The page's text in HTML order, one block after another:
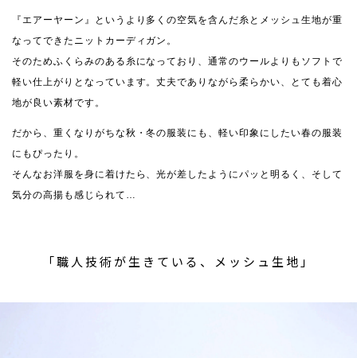
『エアーヤーン』というより多くの空気を含んだ糸とメッシュ生地が重
なってできたニットカーディガン。
そのためふくらみのある糸になっており、通常のウールよりもソフトで
軽い仕上がりとなっています。丈夫でありながら柔らかい、とても着心
地が良い素材です。
だから、重くなりがちな秋・冬の服装にも、軽い印象にしたい春の服装
にもぴったり。
そんなお洋服を身に着けたら、光が差したようにパッと明るく、そして
気分の高揚も感じられて…
「職人技術が生きている、メッシュ生地」